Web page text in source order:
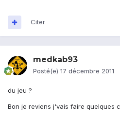
Citer
medkab93
Posté(e) 17 décembre 2011
du jeu ?
Bon je reviens j'vais faire quelques